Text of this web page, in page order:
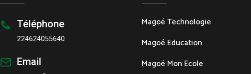
Téléphone
224624055640
Email
Magoé Technologie
Magoé Education
Magoé Mon Ecole